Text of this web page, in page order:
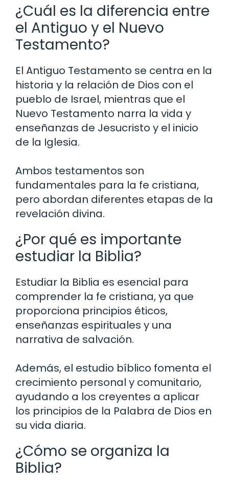
¿Cuál es la diferencia entre
el Antiguo y el Nuevo
Testamento?
El Antiguo Testamento se centra en la
historia y la relación de Dios con el
pueblo de Israel, mientras que el
Nuevo Testamento narra la vida y
enseñanzas de Jesucristo y el inicio
de la Iglesia.
Ambos testamentos son
fundamentales para la fe cristiana,
pero abordan diferentes etapas de la
revelación divina.
¿Por qué es importante
estudiar la Biblia?
Estudiar la Biblia es esencial para
comprender la fe cristiana, ya que
proporciona principios éticos,
enseñanzas espirituales y una
narrativa de salvación.
Además, el estudio bíblico fomenta el
crecimiento personal y comunitario,
ayudando a los creyentes a aplicar
los principios de la Palabra de Dios en
su vida diaria.
¿Cómo se organiza la
Biblia?